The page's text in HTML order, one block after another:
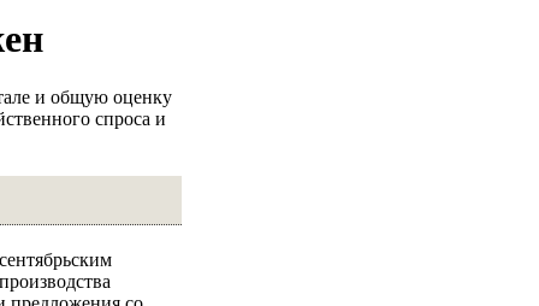
и общую оценку
спроса и